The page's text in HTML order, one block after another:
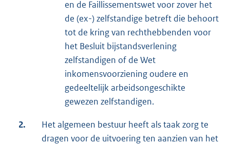
en de Faillissementswet voor zover het
de (ex-) zelfstandige betreft die behoort
tot de kring van rechthebbenden voor
het Besluit bijstandsverlening
zelfstandigen of de Wet
inkomensvoorziening oudere en
gedeeltelijk arbeidsongeschikte
gewezen zelfstandigen.
2.
Het algemeen bestuur heeft als taak zorg te
dragen voor de uitvoering ten aanzien van het